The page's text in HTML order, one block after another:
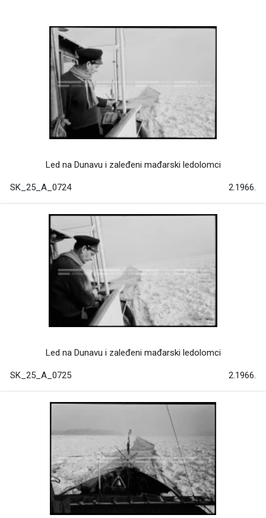
Led na Dunavu i zaleđeni mađarski ledolomci
SK_25_A_0724 2.1966.
Led na Dunavu i zaleđeni mađarski ledolomci
SK_25_A_0725 2.1966.